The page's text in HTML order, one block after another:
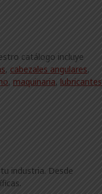
catálogo incluye
, cabezales angulares,
, maquinaria, lubricantes
industria. Desde